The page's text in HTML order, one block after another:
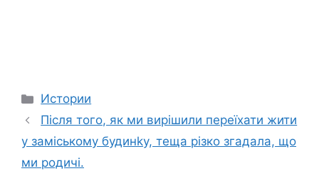
Categories
Истории
Після того, як ми вирішили переїхати жити
у заміському будинkу, теща різко згадала, що
ми родичі.